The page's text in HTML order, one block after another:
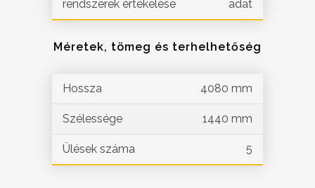
rendszerek értékelése
adat
Méretek, tömeg és terhelhetőség
Hossza 4080 mm
Szélessége 1440 mm
Ülések száma 5